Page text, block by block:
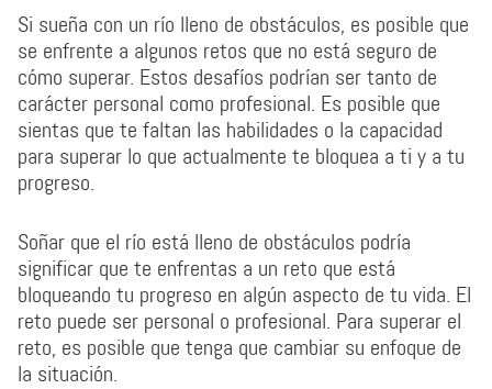
Si sueña con un río lleno de obstáculos, es posible que
se enfrente a algunos retos que no está seguro de
cómo superar. Estos desafíos podrían ser tanto de
carácter personal como profesional. Es posible que
sientas que te faltan las habilidades o la capacidad
para superar lo que actualmente te bloquea a ti y a tu
progreso.
Soñar que el río está lleno de obstáculos podría
significar que te enfrentas a un reto que está
bloqueando tu progreso en algún aspecto de tu vida. El
reto puede ser personal o profesional. Para superar el
reto, es posible que tenga que cambiar su enfoque de
la situación.